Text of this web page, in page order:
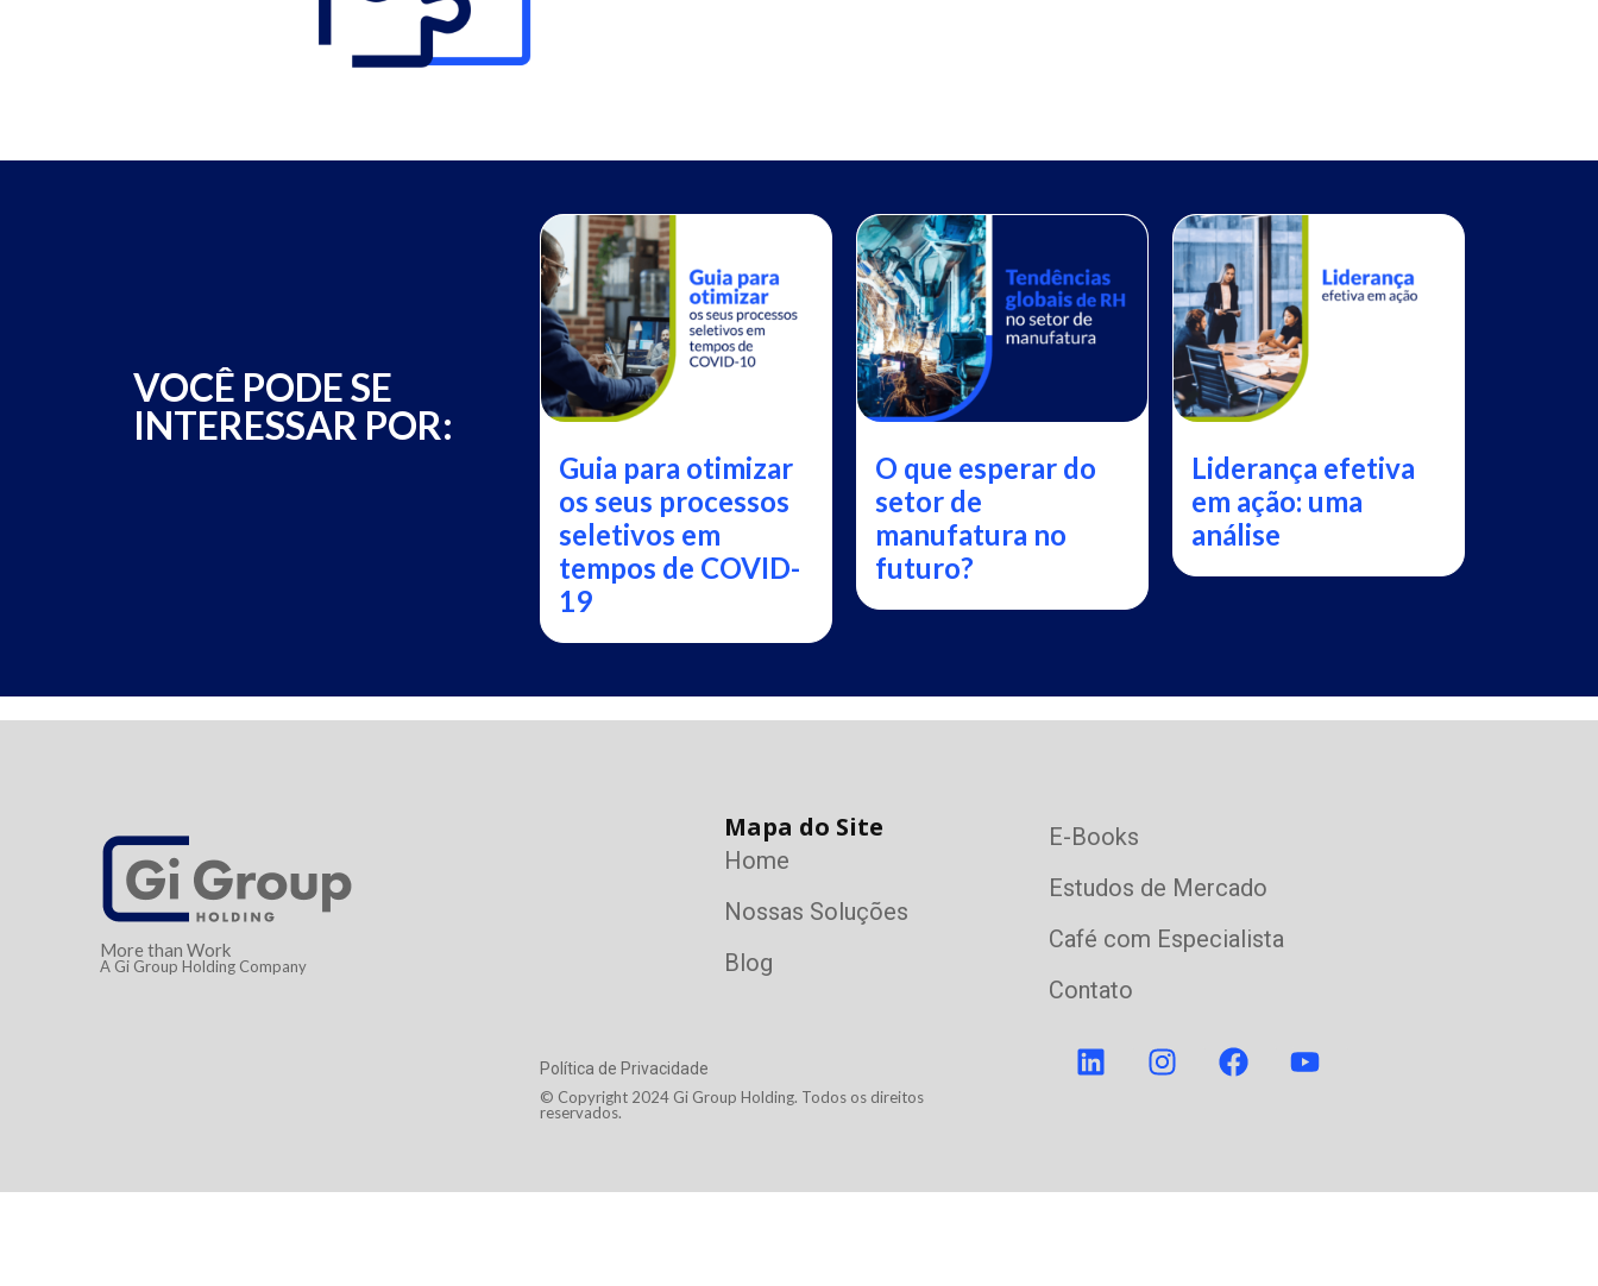
VOCÊ PODE SE
INTERESSAR POR:
Guia para otimizar
os seus processos
seletivos em
tempos de COVID-
19
O que esperar do
setor de
manufatura no
futuro?
Liderança efetiva
em ação: uma
análise
More than Work
A Gi Group Holding Company
Mapa do Site
Home
Nossas Soluções
Blog
E-Books
Estudos de Mercado
Café com Especialista
Contato
Política de Privacidade
© Copyright 2024 Gi Group Holding. Todos os direitos
reservados.